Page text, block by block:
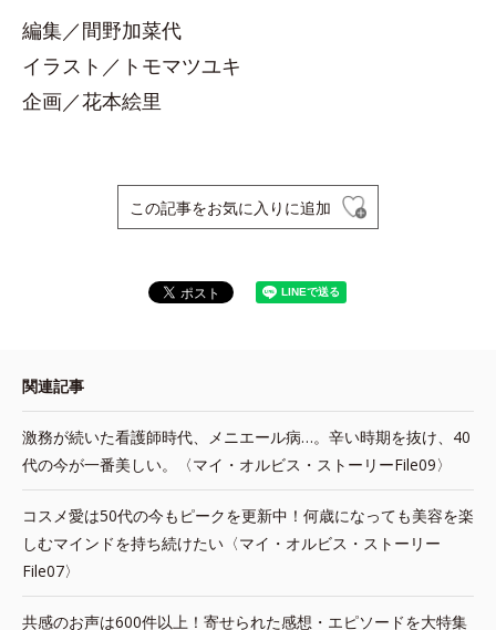
編集／間野加菜代
イラスト／トモマツユキ
企画／花本絵里
この記事をお気に入りに追加
関連記事
激務が続いた看護師時代、メニエール病…。辛い時期を抜け、40
代の今が一番美しい。〈マイ・オルビス・ストーリーFile09〉
コスメ愛は50代の今もピークを更新中！何歳になっても美容を楽
しむマインドを持ち続けたい〈マイ・オルビス・ストーリー
File07〉
共感のお声は600件以上！寄せられた感想・エピソードを大特集